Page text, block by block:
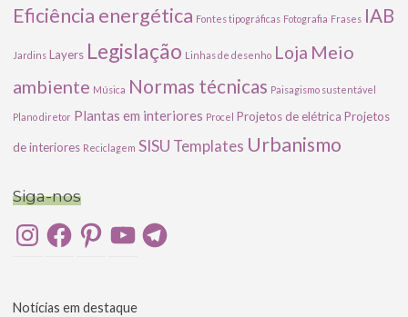
Eficiência energética Fontes tipográficas Fotografia Frases IAB
Jardins Layers Legislação Linhas de desenho Loja Meio
ambiente Música Normas técnicas Paisagismo sustentável
Plano diretor Plantas em interiores Procel Projetos de elétrica Projetos
de interiores Reciclagem SISU Templates Urbanismo
Siga-nos
InstagramFacebookPinterestYouTubeTelegram
Notícias em destaque